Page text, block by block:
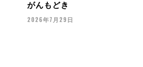
がんもどき
2026年7月29日